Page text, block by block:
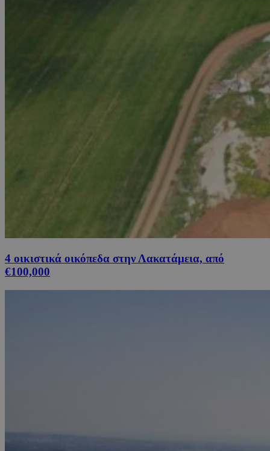
4 οικιστικά οικόπεδα στην Λακατάμεια, από
€100,000